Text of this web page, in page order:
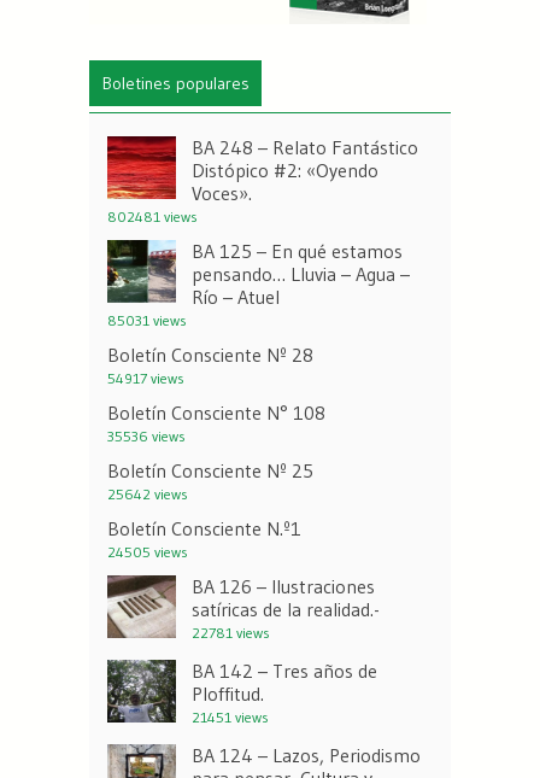
Boletines populares
BA 248 – Relato Fantástico
Distópico #2: «Oyendo
Voces».
802481 views
BA 125 – En qué estamos
pensando… Lluvia – Agua –
Río – Atuel
85031 views
Boletín Consciente Nº 28
54917 views
Boletín Consciente N° 108
35536 views
Boletín Consciente Nº 25
25642 views
Boletín Consciente N.º1
24505 views
BA 126 – Ilustraciones
satíricas de la realidad.-
22781 views
BA 142 – Tres años de
Ploffitud.
21451 views
BA 124 – Lazos, Periodismo